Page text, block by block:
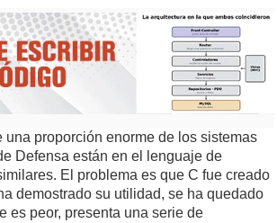
una proporción enorme de los sistemas
Defensa están en el lenguaje de
El problema es que C fue creado
demostrado su utilidad, se ha quedado
es peor, presenta una serie de